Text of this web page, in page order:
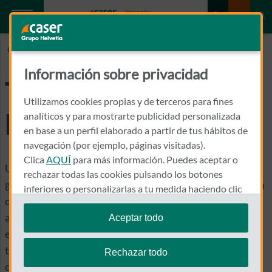
Caser.es LEUCEMIA FELINA
Todo acerca de la
leucemia felina
Una de lasenfermedades virales más comunes
gatos es la leucemia felina, siendo una patología crónica
que afecta a susistema inmunitario, debilitándolo y
aumentando su predisposición a padecer otras
enfermedades. Y, aunque no tiene cura, sí es posible
tratar los síntomas y fortalecer el sistema inmunitario
del animal. Además, en la actualidad existe unavacuna
Información sobre privacidad
Utilizamos cookies propias y de terceros para fines
analíticos y para mostrarte publicidad personalizada
en base a un perfil elaborado a partir de tus hábitos de
navegación (por ejemplo, páginas visitadas).
Clica AQUÍ para más información. Puedes aceptar o
rechazar todas las cookies pulsando los botones
inferiores o personalizarlas a tu medida haciendo clic
en"configurar cookies".
Te recordamos que puedes modificar tus ajustes de
cookies en cualquier momento en la sección
Aceptar todo
Rechazar todo